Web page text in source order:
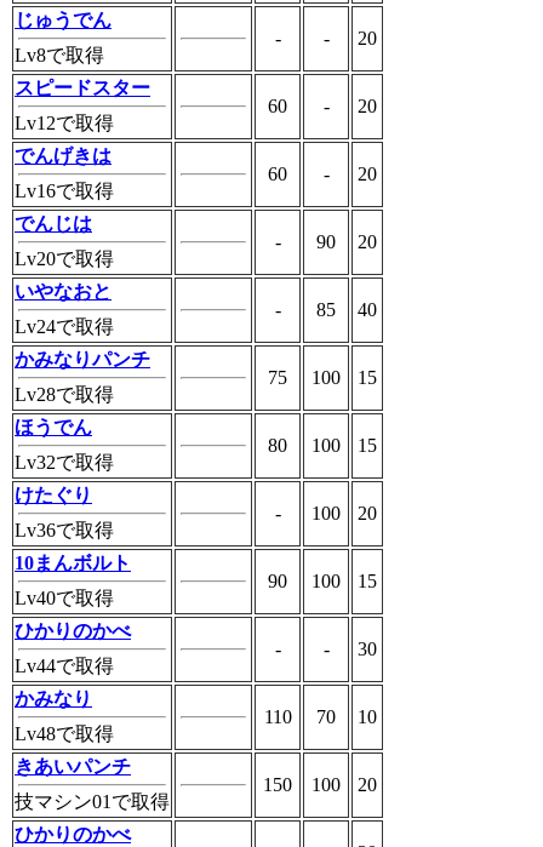
じゅうでん
Lv8で取得
- - 20
スピードスター
Lv12で取得
60 - 20
でんげきは
Lv16で取得
60 - 20
でんじは
Lv20で取得
- 90 20
いやなおと
Lv24で取得
- 85 40
かみなりパンチ
Lv28で取得
75 100 15
ほうでん
Lv32で取得
80 100 15
けたぐり
Lv36で取得
- 100 20
10まんボルト
Lv40で取得
90 100 15
ひかりのかべ
Lv44で取得
- - 30
かみなり
Lv48で取得
110 70 10
きあいパンチ
技マシン01で取得
150 100 20
ひかりのかべ